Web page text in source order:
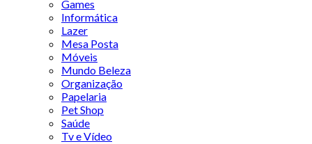
Games
Informática
Lazer
Mesa Posta
Móveis
Mundo Beleza
Organização
Papelaria
Pet Shop
Saúde
Tv e Vídeo